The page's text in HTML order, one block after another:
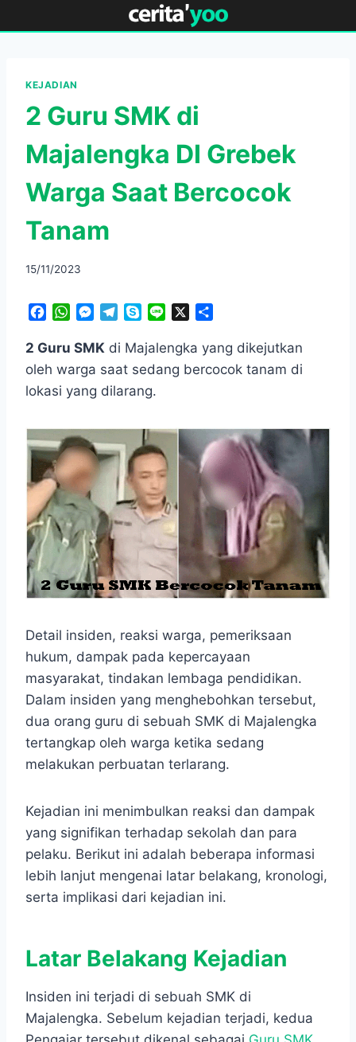
to
KEJADIAN
2 Guru SMK di
Majalengka DI Grebek
Warga Saat Bercocok
Tanam
15/11/2023
c
e
o
W
a
t
A
p
M
s
s
n
r
l
e
r
y
p
n
e
a
r
2 Guru SMK di Majalengka yang dikejutkan
oleh warga saat sedang bercocok tanam di
lokasi yang dilarang.
Detail insiden, reaksi warga, pemeriksaan
hukum, dampak pada kepercayaan
masyarakat, tindakan lembaga pendidikan.
Dalam insiden yang menghebohkan tersebut,
dua orang guru di sebuah SMK di Majalengka
tertangkap oleh warga ketika sedang
melakukan perbuatan terlarang.
Kejadian ini menimbulkan reaksi dan dampak
yang signifikan terhadap sekolah dan para
pelaku. Berikut ini adalah beberapa informasi
lebih lanjut mengenai latar belakang, kronologi,
serta implikasi dari kejadian ini.
Latar Belakang Kejadian
Insiden ini terjadi di sebuah SMK di
Majalengka. Sebelum kejadian terjadi, kedua